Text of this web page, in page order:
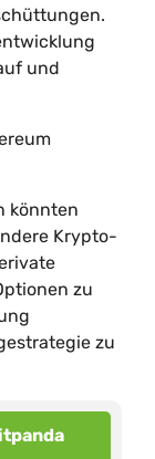
und
könnten
Krypto-
zu
zu